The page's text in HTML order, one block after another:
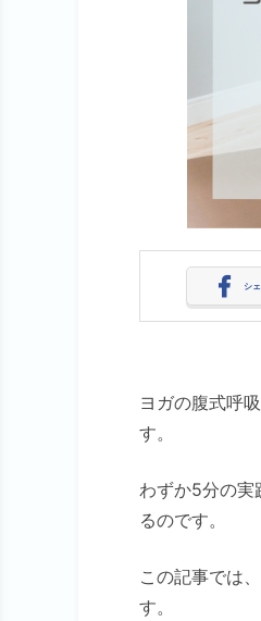
シ
ヨガの腹式呼
す。
わずか5分の実
るのです。
この記事では
す。